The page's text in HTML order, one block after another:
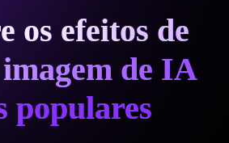
os efeitos de
de IA
populares